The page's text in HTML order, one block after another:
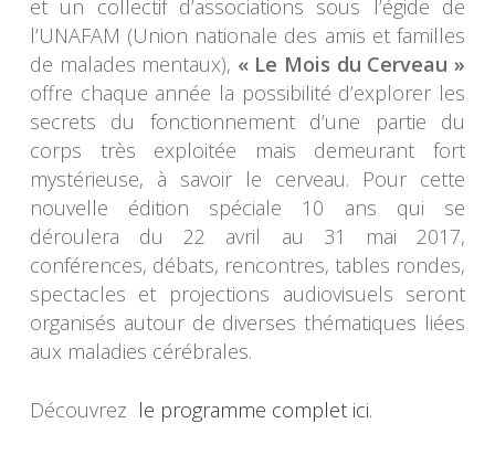
et un collectif d’associations sous l’égide de
l’UNAFAM (Union nationale des amis et familles
de malades mentaux), « Le Mois du Cerveau »
offre chaque année la possibilité d’explorer les
secrets du fonctionnement d’une partie du
corps très exploitée mais demeurant fort
mystérieuse, à savoir le cerveau. Pour cette
nouvelle édition spéciale 10 ans qui se
déroulera du 22 avril au 31 mai 2017,
conférences, débats, rencontres, tables rondes,
spectacles et projections audiovisuels seront
organisés autour de diverses thématiques liées
aux maladies cérébrales.
Découvrez le programme complet ici.